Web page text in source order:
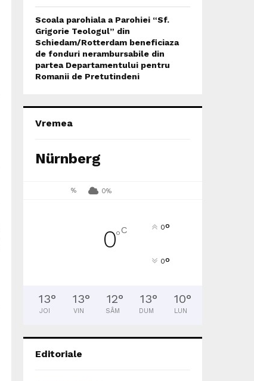
Scoala parohiala a Parohiei “Sf.
Grigorie Teologul” din
Schiedam/Rotterdam beneficiaza
de fonduri nerambursabile din
partea Departamentului pentru
Romanii de Pretutindeni
Vremea
Nürnberg
% 0%
0°C 0°
0°
13°
JOI
13°
VIN
12°
SÂM
13°
DUM
10°
LUN
Editoriale